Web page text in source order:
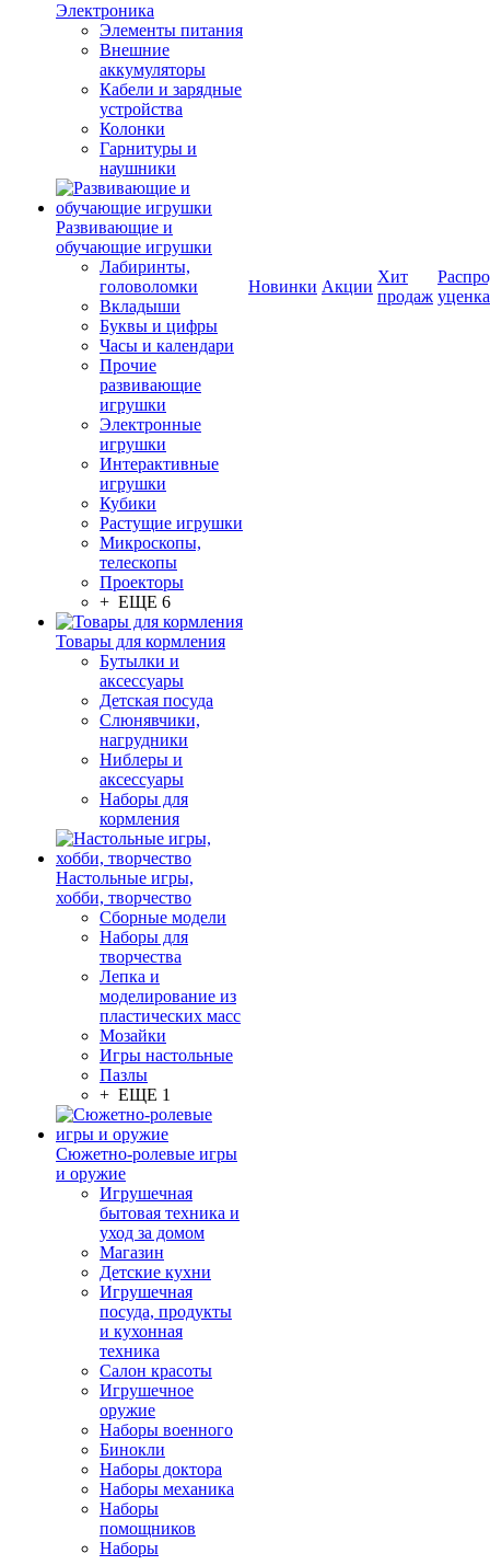
Электроника
Элементы питания
Внешние
аккумуляторы
Кабели и зарядные
устройства
Колонки
Гарнитуры и
наушники
Развивающие и
обучающие игрушки
Лабиринты,
головоломки
Вкладыши
Буквы и цифры
Часы и календари
Прочие
развивающие
игрушки
Электронные
игрушки
Интерактивные
игрушки
Кубики
Растущие игрушки
Микроскопы,
телескопы
Проекторы
+ ЕЩЕ 6
Товары для кормления
Бутылки и
аксессуары
Детская посуда
Слюнявчики,
нагрудники
Ниблеры и
аксессуары
Наборы для
кормления
Настольные игры,
хобби, творчество
Сборные модели
Наборы для
творчества
Лепка и
моделирование из
пластических масс
Мозайки
Игры настольные
Пазлы
+ ЕЩЕ 1
Сюжетно-ролевые игры
и оружие
Игрушечная
бытовая техника и
уход за домом
Магазин
Детские кухни
Игрушечная
посуда, продукты
и кухонная
техника
Салон красоты
Игрушечное
оружие
Наборы военного
Бинокли
Наборы доктора
Наборы механика
Наборы
помощников
Наборы
Новинки Акции
Хит
продаж уценка